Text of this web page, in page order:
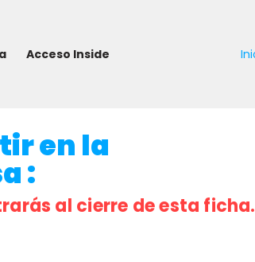
Acceso Inside
en la
:
al cierre de esta ficha.